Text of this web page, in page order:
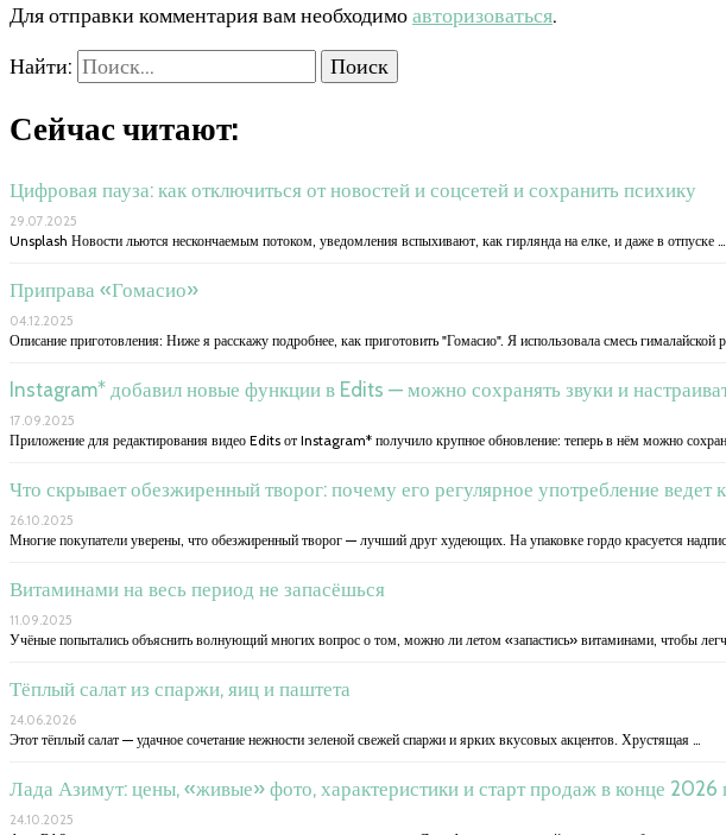
Для отправки комментария вам необходимоавторизоваться.
Найти:
Сейчас читают:
Цифровая пауза: как отключиться от новостей и соцсетей и сохранить психику
29.07.2025
Unsplash Новости льются нескончаемым потоком, уведомления вспыхивают, как гирлянда на елке, и даже в отпуске …
Приправа «Гомасио»
04.12.2025
Описание приготовления: Ниже я расскажу подробнее, как приготовить "Гомасио". Я использовала смесь гималайской
Instagram* добавил новые функции в Edits — можно сохранять звуки и
17.09.2025
Приложение для редактирования видео Edits от Instagram* получило крупное обновление: теперь в нём можно
Что скрывает обезжиренный творог: почему его регулярное употребление ведет
26.10.2025
Многие покупатели уверены, что обезжиренный творог — лучший друг худеющих. На упаковке гордо красуется
Витаминами на весь период не запасёшься
11.09.2025
Учёные попытались объяснить волнующий многих вопрос о том, можно ли летом «запастись» витаминами, чтобы
Тёплый салат из спаржи, яиц и паштета
24.06.2026
Этот тёплый салат — удачное сочетание нежности зеленой свежей спаржи и ярких вкусовых акцентов. Хрустящая …
Лада Азимут: цены, «живые» фото, характеристики и старт продаж в конце
24.10.2025